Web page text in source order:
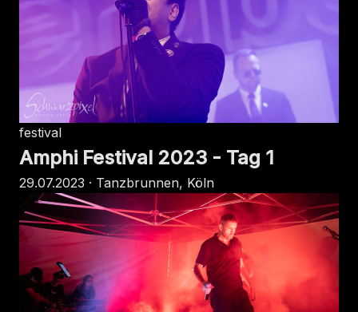
festival
Amphi Festival 2023 - Tag 1
29.07.2023 · Tanzbrunnen, Köln